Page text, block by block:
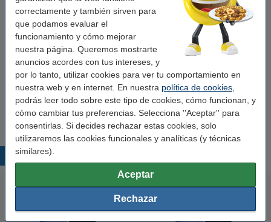
correctamente y también sirven para
que podamos evaluar el
funcionamiento y cómo mejorar
nuestra página. Queremos mostrarte
anuncios acordes con tus intereses, y
por lo tanto, utilizar cookies para ver tu comportamiento en
nuestra web y en internet. En nuestra política de cookies
podrás leer todo sobre este tipo de cookies, cómo funcionan, y
cómo cambiar tus preferencias. Selecciona ''Aceptar'' para
consentirlas. Si decides rechazar estas cookies, solo
utilizaremos las cookies funcionales y analíticas (y técnicas
similares).
Aceptar
Rechazar
Color: blanco
Núm fábrica: S0722410
Consejo
Le recomendamos que utilice estas etiquetas en lugar de las
etiquetas originales.